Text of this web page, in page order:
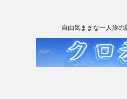
自由気ままな一人旅の